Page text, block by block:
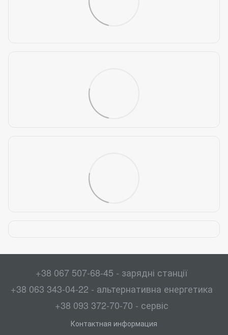
+38 067 507-68-45 - зарядні станції
+38 063 343-04-22 - альтернативна енергетика
+38 093 372-70-70 - сервіс
Контактная информация